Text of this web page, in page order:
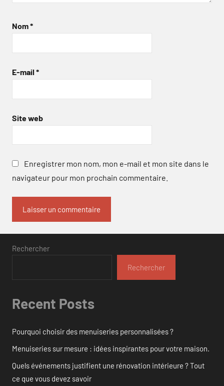
Nom*
E-mail *
Site web
Enregistrer mon nom, mon e-mail et mon site dans le
navigateur pour mon prochain commentaire.
Rechercher
Rechercher
Recent Posts
Pourquoi choisir des menuiseries personnalisées ?
Menuiseries sur mesure : idées inspirantes pour votre maison.
Quels événements justifient une rénovation intérieure ? Tout
ce que vous devez savoir